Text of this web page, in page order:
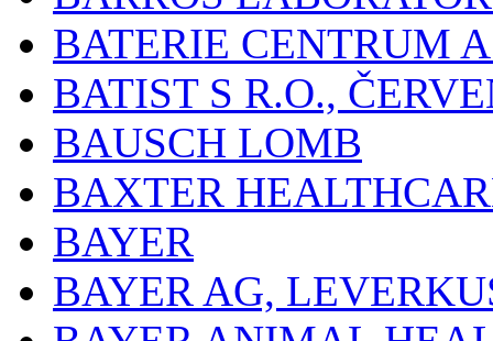
BATERIE CENTRUM
BATIST S R.O.,
BAUSCH LOMB
BAXTER
BAYER
BAYER AG,